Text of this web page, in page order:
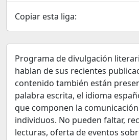
Copiar esta liga:
Programa de divulgación
hablan de sus recientes
contenido también están
palabra escrita, el idioma
que componen la
individuos. No pueden faltar,
lecturas, oferta de eventos